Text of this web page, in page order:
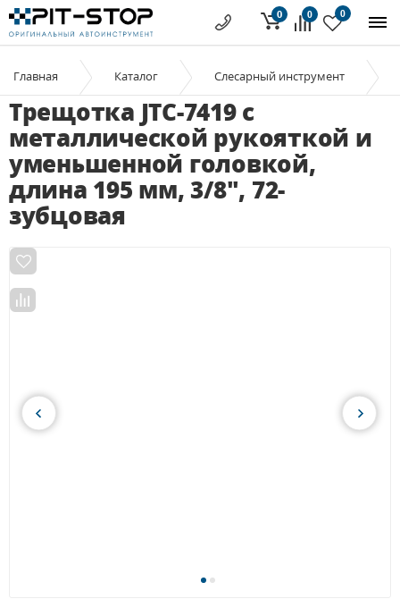
0 0
0
Главная Каталог Слесарный инструмент
Трещотка JTC-7419 с
металлической рукояткой и
уменьшенной головкой,
длина 195 мм, 3/8", 72-
зубцовая